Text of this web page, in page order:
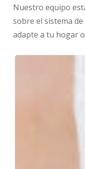
Nuestro equipo
sobre el sistema
adapte a tu hogar